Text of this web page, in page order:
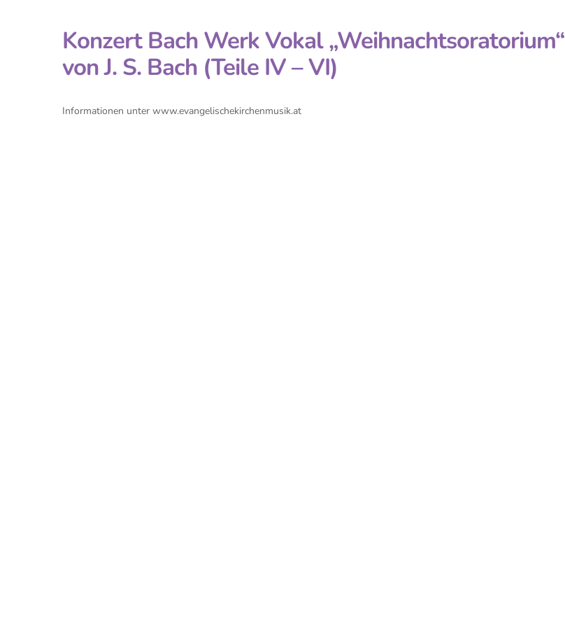
Konzert Bach Werk Vokal „Weihnachtsoratorium“
von J. S. Bach (Teile IV – VI)
Informationen unter www.evangelischekirchenmusik.at